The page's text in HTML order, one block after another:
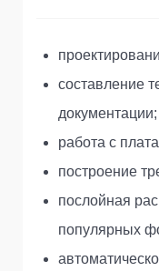
составление
документации;
работа с
построение
послойная
популярных